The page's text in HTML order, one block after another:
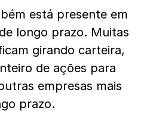
está presente em
longo prazo. Muitas
girando carteira,
de ações para
empresas mais
prazo.